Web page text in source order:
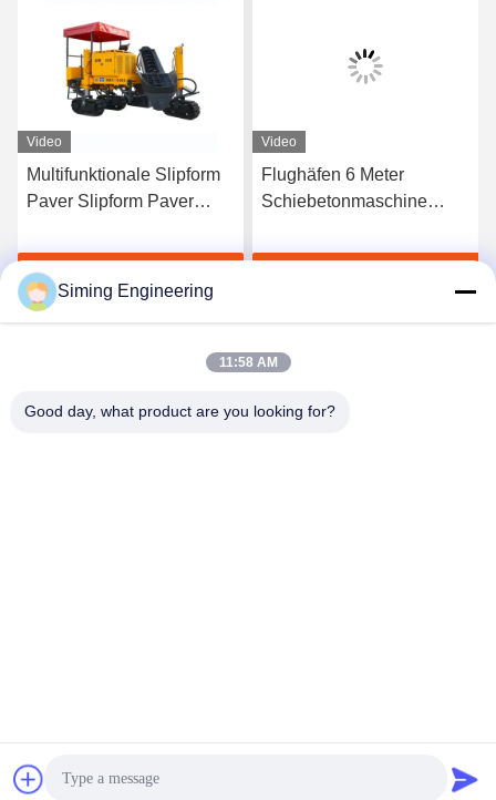
Video
Multifunktionale Slipform
Paver Slipform Paver
Video
Flughäfen 6 Meter
Schiebetonmaschine
Machinery Co., Ltd. Alle Rechte vorbehalten.
Siming Engineering
11:58 AM
Good day, what product are you looking for?